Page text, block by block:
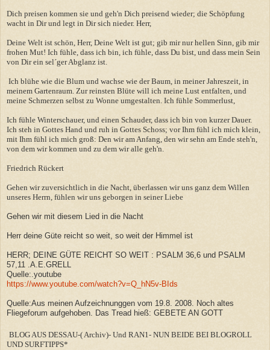
Dich preisen kommen sie und geh'n Dich preisend wieder; die Schöpfung
wacht in Dir und legt in Dir sich nieder. Herr,
Deine Welt ist schön, Herr, Deine Welt ist gut; gib mir nur hellen Sinn, gib mir
frohen Mut! Ich fühle, dass ich bin, ich fühle, dass Du bist, und dass mein Sein
von Dir ein sel´ger Abglanz ist.
Ich blühe wie die Blum und wachse wie der Baum, in meiner Jahreszeit, in
meinem Gartenraum. Zur reinsten Blüte will ich meine Lust entfalten, und
meine Schmerzen selbst zu Wonne umgestalten. Ich fühle Sommerlust,
Ich fühle Winterschauer, und einen Schauder, dass ich bin von kurzer Dauer.
Ich steh in Gottes Hand und ruh in Gottes Schoss; vor Ihm fühl ich mich klein,
mit Ihm fühl ich mich groß: Den wir am Anfang, den wir sehn am Ende steh'n,
von dem wir kommen und zu dem wir alle geh'n.
Friedrich Rückert
Gehen wir zuversichtlich in die Nacht, überlassen wir uns ganz dem Willen
unseres Herrn, fühlen wir uns geborgen in seiner Liebe
Gehen wir mit diesem Lied in die Nacht
Herr deine Güte reicht so weit, so weit der Himmel ist
HERR; DEINE GÜTE REICHT SO WEIT : PSALM 36,6 und PSALM
57,11 .A.E.GRELL
Quelle:.youtube
https://www.youtube.com/watch?v=Q_hN5v-BIds
Quelle:Aus meinen Aufzeichnunggen vom 19.8. 2008. Noch altes
Fliegeforum aufgehoben. Das Tread hieß: GEBETE AN GOTT
BLOG AUS DESSAU-( Archiv)- Und RAN1- NUN BEIDE BEI BLOGROLL
UND SURFTIPPS*